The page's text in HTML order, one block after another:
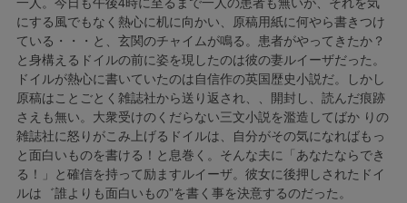
にする風でもなく熱心に机に向かい、原稿用紙に何やら書きつけ
ている・・・と、玄関のチャイムが鳴る。患者がやってきたか？
と身構えるドイルの前に姿を現したのは彼の妻ルイーザだった。
ドイルが熱心に書いていたのは自信作の英国歴史小説だ。しかし
原稿はことごとく雑誌社から送り返され、、開封し、読んだ痕跡
さえも無い。大衆受けのくだらない三文小説を濫造してばか りの
雑誌社に怒りがこみ上げるドイルは、自分がその気になればもっ
と面白いものを書ける！と息巻く。そんな夫に「あなたならでき
る！」と確信を持って励ますルイーザ。彼女に後押しされたドイ
ルは゛誰よりも面白いもの”を書く事を決意するのだった。